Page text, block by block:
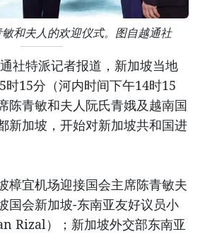
和夫人的欢迎仪式。图自越通社
社特派记者报道，新加坡当地
时15分（河内时间下午14时15
陈青敏和夫人阮氏青娥及越南国
新加坡，开始对新加坡共和国进
樟宜机场迎接国会主席陈青敏夫
国会新加坡-东南亚友好议员小
Rizal）；新加坡外交部东南亚